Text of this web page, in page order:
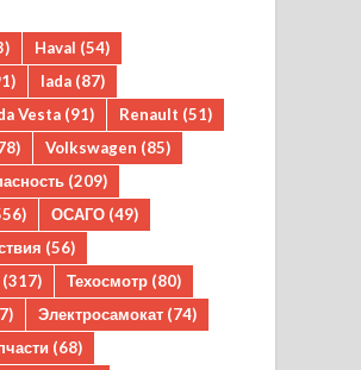
Haval (54)
lada (87)
Vesta (91) Renault (51)
Volkswagen (85)
(209)
ОСАГО (49)
(56)
(317) Техосмотр (80)
Электросамокат (74)
(68)